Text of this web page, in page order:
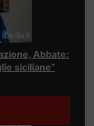
Abbate:
siciliane”